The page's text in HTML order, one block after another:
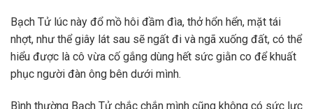
Bạch Tử lúc này đổ mồ hôi đầm đìa, thở hổn hển, mặt tái
nhợt, như thể giây lát sau sẽ ngất đi và ngã xuống đất, có thể
hiểu được là cô vừa cố gắng dùng hết sức giằn co để khuất
phục người đàn ông bên dưới mình.
Bình thường Bạch Tử chắc chắn mình cũng không có sức lực